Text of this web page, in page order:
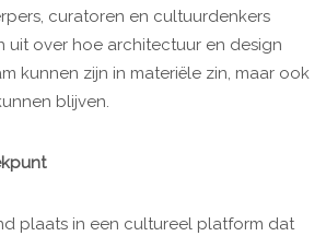
curatoren en cultuurdenkers
uit over hoe architectuur en design
kunnen zijn in materiële zin, maar ook
blijven.
plaats in een cultureel platform dat